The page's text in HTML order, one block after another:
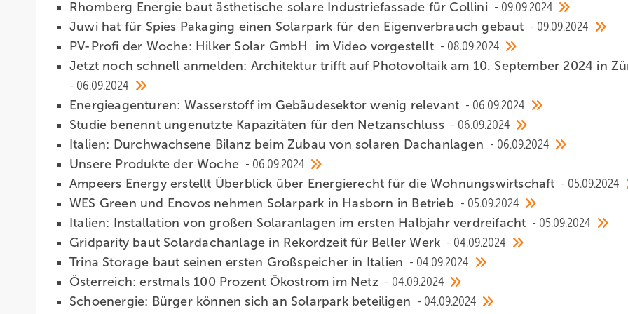
Rhomberg Energie baut ästhetische solare Industriefassade für Collini
09.09.2024
Juwi hat für Spies Pakaging einen Solarpark für den Eigenverbrauch gebaut
09.09.2024
PV-Profi der Woche: Hilker Solar GmbH im Video vorgestellt
08.09.2024
Jetzt noch schnell anmelden: Architektur trifft auf Photovoltaik am 10. September 2024 in
06.09.2024
Energieagenturen: Wasserstoff im Gebäudesektor wenig relevant
06.09.2024
Studie benennt ungenutzte Kapazitäten für den Netzanschluss
06.09.2024
Italien: Durchwachsene Bilanz beim Zubau von solaren Dachanlagen
06.09.2024
Unsere Produkte der Woche­
06.09.2024
Ampeers Energy erstellt Überblick über Energierecht für die Wohnungswirtschaft
05.09.2024
WES Green und Enovos nehmen Solarpark in Hasborn in Betrieb
05.09.2024
Italien: Installation von großen Solaranlagen im ersten Halbjahr verdreifacht
05.09.2024
Gridparity baut Solardachanlage in Rekordzeit für Beller Werk
04.09.2024
Trina Storage baut seinen ersten Großspeicher in Italien
04.09.2024
Österreich: erstmals 100 Prozent Ökostrom im Netz
04.09.2024
Schoenergie: Bürger können sich an Solarpark beteiligen
04.09.2024